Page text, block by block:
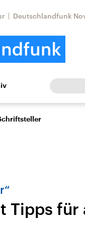
Deutschlandfunk
Europa
Iran
Aktuelle Lage und
Tipps für